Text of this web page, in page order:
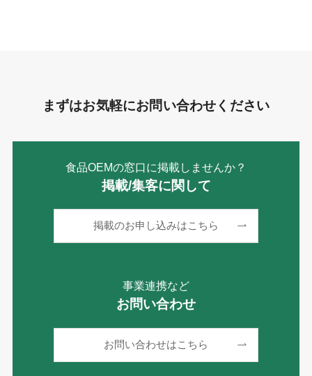
まずはお気軽にお問い合わせください
食品OEMの窓口に掲載しませんか？
掲載/集客に関して
掲載のお申し込みはこちら
事業連携など
お問い合わせ
お問い合わせはこちら